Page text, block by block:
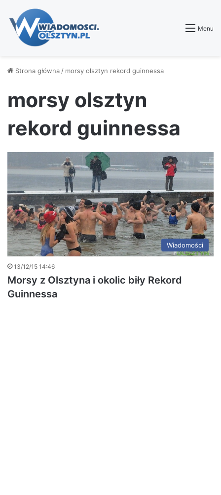
Menu
Strona główna / morsy olsztyn rekord guinnessa
morsy olsztyn
rekord guinnessa
Wiadomości
13/12/15 14:46
Morsy z Olsztyna i okolic biły Rekord
Guinnessa